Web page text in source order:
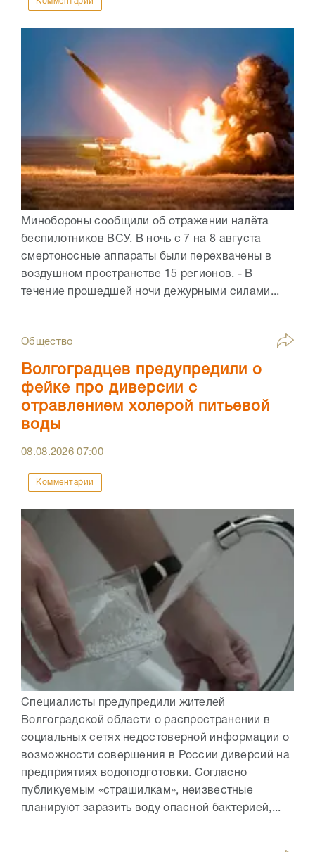
Минобороны сообщили об отражении налёта
беспилотников ВСУ. В ночь с 7 на 8 августа
смертоносные аппараты были перехвачены в
воздушном пространстве 15 регионов. - В
течение прошедшей ночи дежурными силами...
Общество
Волгоградцев предупредили о
фейке про диверсии с
отравлением холерой питьевой
воды
08.08.202607:00
Комментарии
Специалисты предупредили жителей
Волгоградской области о распространении в
социальных сетях недостоверной информации о
возможности совершения в России диверсий на
предприятиях водоподготовки. Согласно
публикуемым «страшилкам», неизвестные
планируют заразить воду опасной бактерией,...